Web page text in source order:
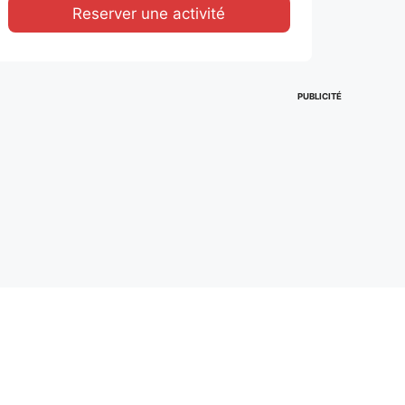
Reserver une activité
PUBLICITÉ